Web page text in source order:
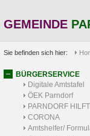
GEMEINDE
Sie befinden sich hier:
BÜRGERSERVICE
Digitale Amtstafel
ÖEK Parndorf
PARNDORF HILFT
CORONA
Amtshelfer/